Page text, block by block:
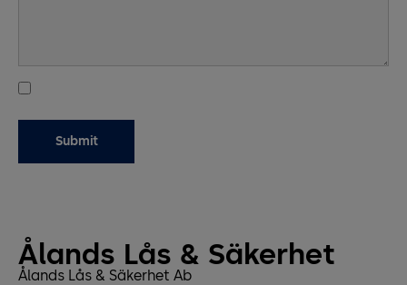
Ålands Lås & Säkerhet
Ålands Lås & Säkerhet Ab